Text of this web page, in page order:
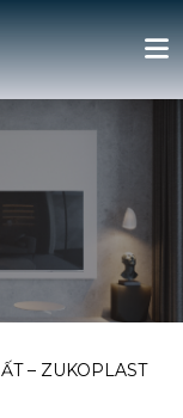
– ZUKOPLAST